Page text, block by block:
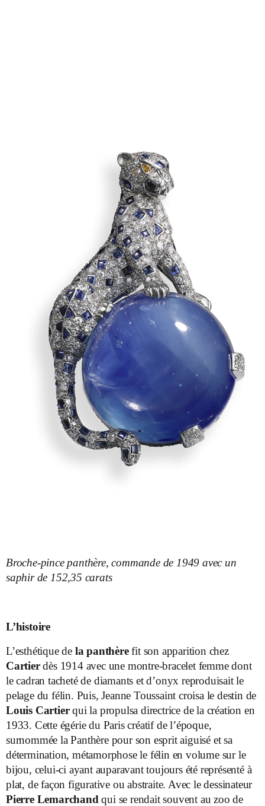
Broche-pince panthère, commande de 1949 avec un
saphir de 152,35 carats
L’histoire
L’esthétique de la panthèrefit son apparition chez
Cartierdès 1914 avec une montre-bracelet femme dont
le cadran tacheté de diamants et d’onyx reproduisait le
pelage du félin. Puis, Jeanne Toussaint croisa le destin de
Louis Cartierqui la propulsa directrice de la création en
1933. Cette égérie du Paris créatif de l’époque,
surnommée la Panthère pour son esprit aiguisé et sa
détermination, métamorphose le félin en volume sur le
bijou, celui-ci ayant auparavant toujours été représenté à
plat, de façon figurative ou abstraite. Avec le dessinateur
Pierre Lemarchand qui se rendait souvent au zoo de